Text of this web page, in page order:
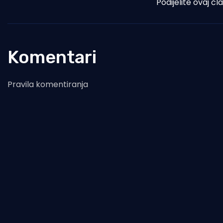
Komentari
Pravila komentiranja